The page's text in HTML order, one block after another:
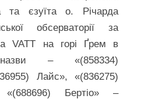
та єзуїта о. Річарда
обсерваторії за
VATT на горі Ґрем в
– «(858334)
Лайс», «(836275)
Бертіо» –